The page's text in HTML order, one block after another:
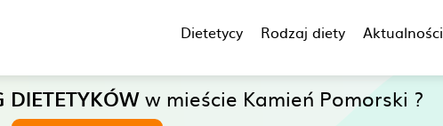
Dietetycy Rodzaj diety Aktualności
DIETETYKÓWw mieście Kamień Pomorski ?